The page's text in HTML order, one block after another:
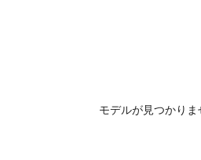
モデルが見つかりま